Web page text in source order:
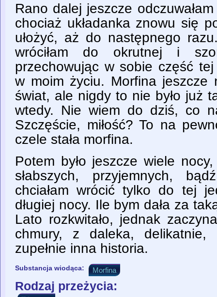
Rano dalej jeszcze
chociaż układanka znowu się
ułożyć, aż do następnego
wróciłam do okrutnej i
przechowując w sobie część
w moim życiu. Morfina jeszcze
świat, ale nigdy to nie było już
wtedy. Nie wiem do dziś, co
Szczęście, miłość? To na
czele stała morfina.
Potem było jeszcze wiele
słabszych, przyjemnych,
chciałam wrócić tylko do tej
długiej nocy. Ile bym dała za
Lato rozkwitało, jednak
chmury, z daleka,
zupełnie inna historia.
Substancja wiodąca: Morfina
Rodzaj przeżycia: